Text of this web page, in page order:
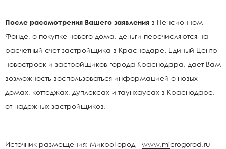
После рассмотрения Вашего заявления в Пенсионном
Фонде, о покупке нового дома, деньги перечисляются на
расчетный счет застройщика в Краснодаре. Единый Центр
новостроек и застройщиков города Краснодара, дает Вам
возможность воспользоваться информацией о новых
домах, коттеджах, дуплексах и таунхаусах в Краснодаре,
от надежных застройщиков.
Источник размещения: МикроГород - www.microgorod.ru -